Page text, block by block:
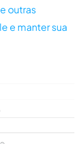
outras
e manter sua